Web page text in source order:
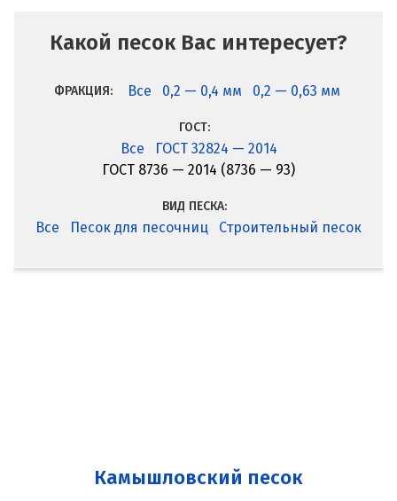
Какой песок Вас интересует?
ФРАКЦИЯ: Все 0,2 — 0,4 мм 0,2 — 0,63 мм
ГОСТ:
Все
ГОСТ 32824 — 2014
ГОСТ 8736 — 2014 (8736 — 93)
ВИД ПЕСКА:
Все Песок для песочниц Строительный песок
Камышловский песок